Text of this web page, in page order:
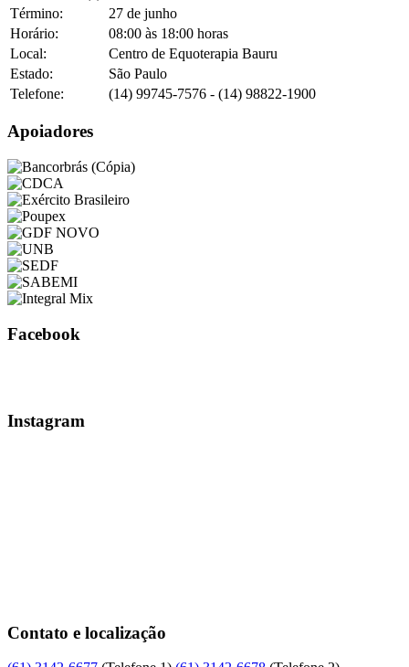
Término:
27 de junho
Horário:
08:00 às 18:00 horas
Local:
Centro de Equoterapia Bauru
Estado:
São Paulo
Telefone:
(14) 99745-7576 - (14) 98822-1900
Apoiadores
Facebook
Instagram
Contato e localização